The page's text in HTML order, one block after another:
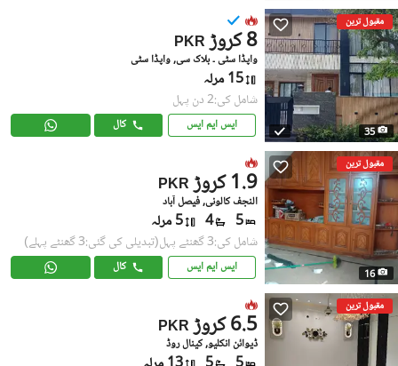
مقبول ترین
35
PKR 8 کروڑ
واپڈا سٹی ۔ بلاک سی, واپڈا سٹی
15 مرلہ
شامل کی:2 دن پہل
ایس ایم ایس کال
مقبول ترین
16
PKR 1.9 کروڑ
النجف کالونی, فیصل آباد
5
4 5 مرلہ
شامل کی:3 گھنٹے پہل (تبدیلی کی گئی:3 گھنٹے پہلے)
ایس ایم ایس کال
مقبول ترین
PKR 6.5 کروڑ
ڈیوائن انکلیو, کینال روڈ